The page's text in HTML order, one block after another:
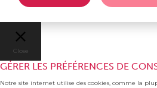
Close
GÉRER LES PRÉFÉRENCES DE
Notre site internet utilise des cookies, comme la